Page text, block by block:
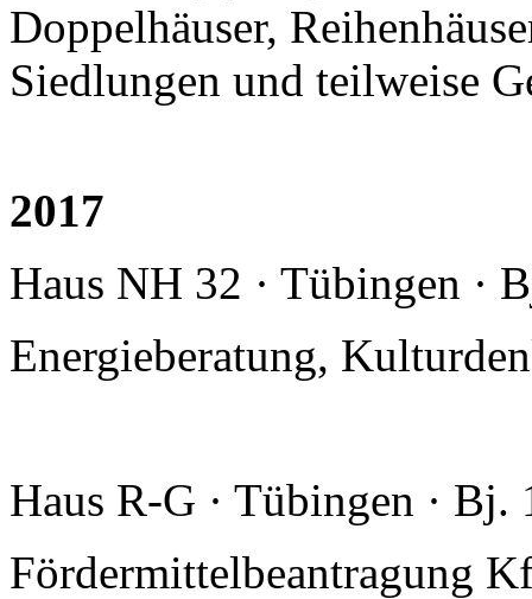
Doppelhäuser,
Siedlungen und teilweise
2017
Haus NH 32 · Tübingen ·
Energieberatung,
Haus R-G · Tübingen · Bj.
Fördermittelbeantragung